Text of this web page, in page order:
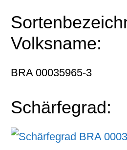
Volksname:
BRA 00035965-3
Schärfegrad: